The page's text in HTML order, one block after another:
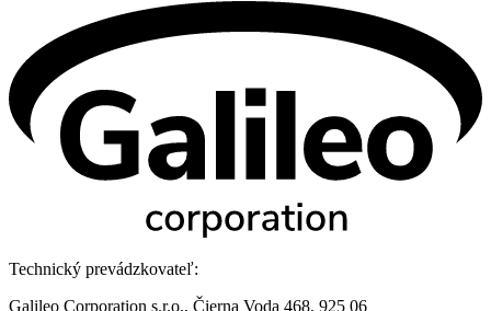
Technický prevádzkovateľ:
Galileo Corporation s.r.o., Čierna Voda 468, 925 06